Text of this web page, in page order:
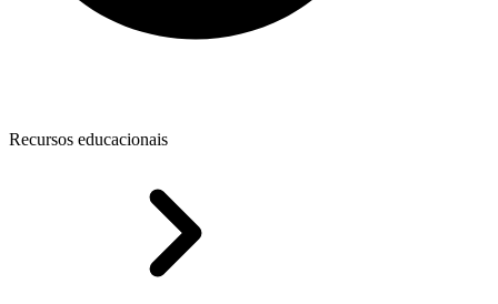
Recursos educacionais